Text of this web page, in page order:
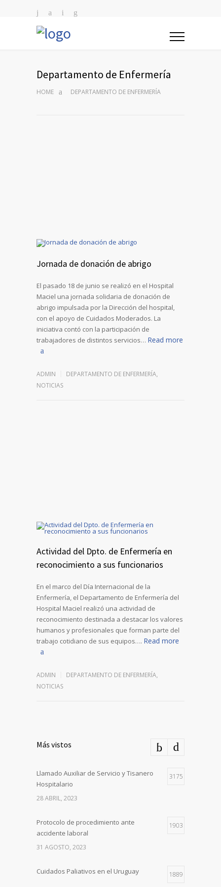
Departamento de Enfermería
HOME DEPARTAMENTO DE ENFERMERÍA
Jornada de donación de abrigo
El pasado 18 de junio se realizó en el Hospital
Maciel una jornada solidaria de donación de
abrigo impulsada por la Dirección del hospital,
con el apoyo de Cuidados Moderados. La
iniciativa contó con la participación de
trabajadores de distintos servicios… Read more
ADMIN DEPARTAMENTO DE ENFERMERÍA,
NOTICIAS
Actividad del Dpto. de Enfermería en
reconocimiento a sus funcionarios
En el marco del Día Internacional de la
Enfermería, el Departamento de Enfermería del
Hospital Maciel realizó una actividad de
reconocimiento destinada a destacar los valores
humanos y profesionales que forman parte del
trabajo cotidiano de sus equipos…. Read more
ADMIN DEPARTAMENTO DE ENFERMERÍA,
NOTICIAS
Más vistos
Llamado Auxiliar de Servicio y Tisanero
Hospitalario
3175
28 ABRIL, 2023
Protocolo de procedimiento ante
accidente laboral
1903
31 AGOSTO, 2023
Cuidados Paliativos en el Uruguay 1889